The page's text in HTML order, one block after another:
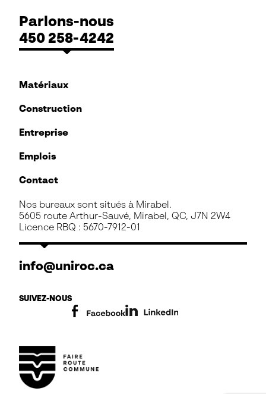
Parlons-nous
450 258-4242
Matériaux
Construction
Entreprise
Emplois
Contact
Nos bureaux sont situés à Mirabel.
5605 route Arthur-Sauvé, Mirabel, QC, J7N 2W4
Licence RBQ : 5670-7912-01
info@uniroc.ca
SUIVEZ-NOUS